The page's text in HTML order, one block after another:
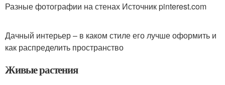
Разные фотографии на стенах Источник pinterest.com
Дачный интерьер – в каком стиле его лучше оформить и
как распределить пространство
Живые растения